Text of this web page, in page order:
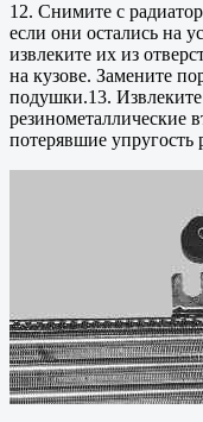
12. Снимите с
если они остались на
извлеките их из
на кузове. Замените
подушки.13.
резинометаллические
потерявшие упругость